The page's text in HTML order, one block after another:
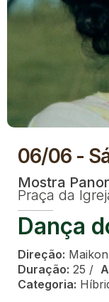
06/06 -
Mostra
Praça da
Dança
Direção:
Duração: 25 /
Categoria: